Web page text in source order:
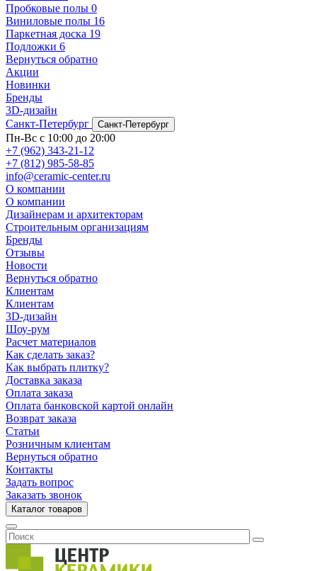
Пробковые полы 0
Виниловые полы 16
Паркетная доска 19
Подложки 6
Вернуться обратно
Акции
Новинки
Бренды
3D-дизайн
Санкт-Петербург
Санкт-Петербург
Пн-Вс с 10:00 до 20:00
+7 (962) 343-21-12
+7 (812) 985-58-85
info@ceramic-center.ru
О компании
О компании
Дизайнерам и архитекторам
Строительным организациям
Бренды
Отзывы
Новости
Вернуться обратно
Клиентам
Клиентам
3D-дизайн
Шоу-рум
Расчет материалов
Как сделать заказ?
Как выбрать плитку?
Доставка заказа
Оплата заказа
Оплата банковской картой онлайн
Возврат заказа
Статьи
Розничным клиентам
Вернуться обратно
Контакты
Задать вопрос
Заказать звонок
Каталог товаров